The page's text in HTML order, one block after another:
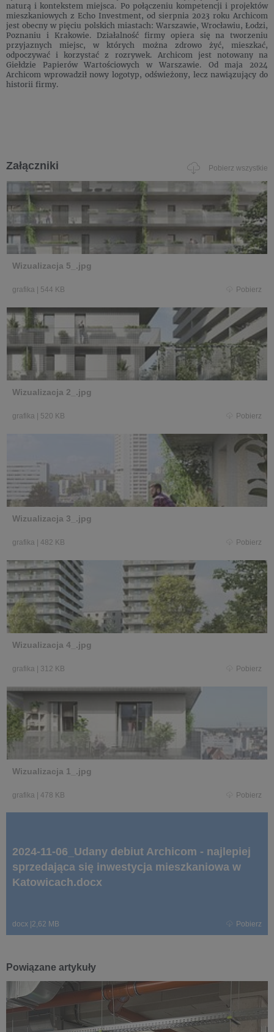
naturą i kontekstem miejsca. Po połączeniu kompetencji i projektów
mieszkaniowych z Echo Investment, od sierpnia 2023 roku Archicom
jest obecny w pięciu polskich miastach: Warszawie, Wrocławiu, Łodzi,
Poznaniu i Krakowie. Działalność firmy opiera się na tworzeniu
przyjaznych miejsc, w których można zdrowo żyć, mieszkać,
odpoczywać i korzystać z rozrywek. Archicom jest notowany na
Giełdzie Papierów Wartościowych w Warszawie. Od maja 2024
Archicom wprowadził nowy logotyp, odświeżony, lecz nawiązujący do
historii firmy.
Załączniki Pobierz wszystkie
Wizualizacja 5_.jpg
grafika | 544 KB Pobierz
Wizualizacja 2_.jpg
grafika | 520 KB Pobierz
Wizualizacja 3_.jpg
grafika | 482 KB Pobierz
Wizualizacja 4_.jpg
grafika | 312 KB Pobierz
Wizualizacja 1_.jpg
grafika | 478 KB Pobierz
2024-11-06_Udany debiut Archicom - najlepiej
sprzedająca się inwestycja mieszkaniowa w
Katowicach.docx
docx |2,62 MB Pobierz
Powiązane artykuły